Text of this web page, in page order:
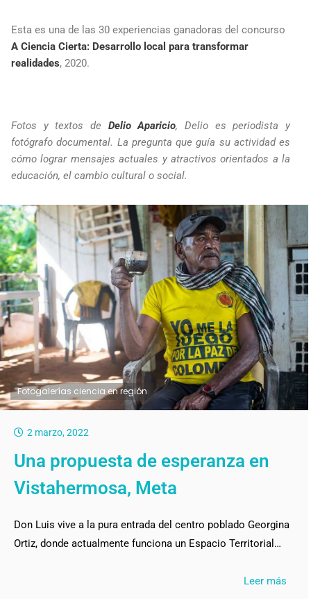
Esta es una de las 30 experiencias ganadoras del concurso
A Ciencia Cierta: Desarrollo local para transformar
realidades, 2020.
Fotos y textos de Delio Aparicio, Delio es periodista y
fotógrafo documental. La pregunta que guía su actividad es
cómo lograr mensajes actuales y atractivos orientados a la
educación, el cambio cultural o social.
Fotogalerías ciencia en región
2 marzo, 2022
Una propuesta de esperanza en
Vistahermosa, Meta
Don Luis vive a la pura entrada del centro poblado Georgina
Ortiz, donde actualmente funciona un Espacio Territorial…
Leer más